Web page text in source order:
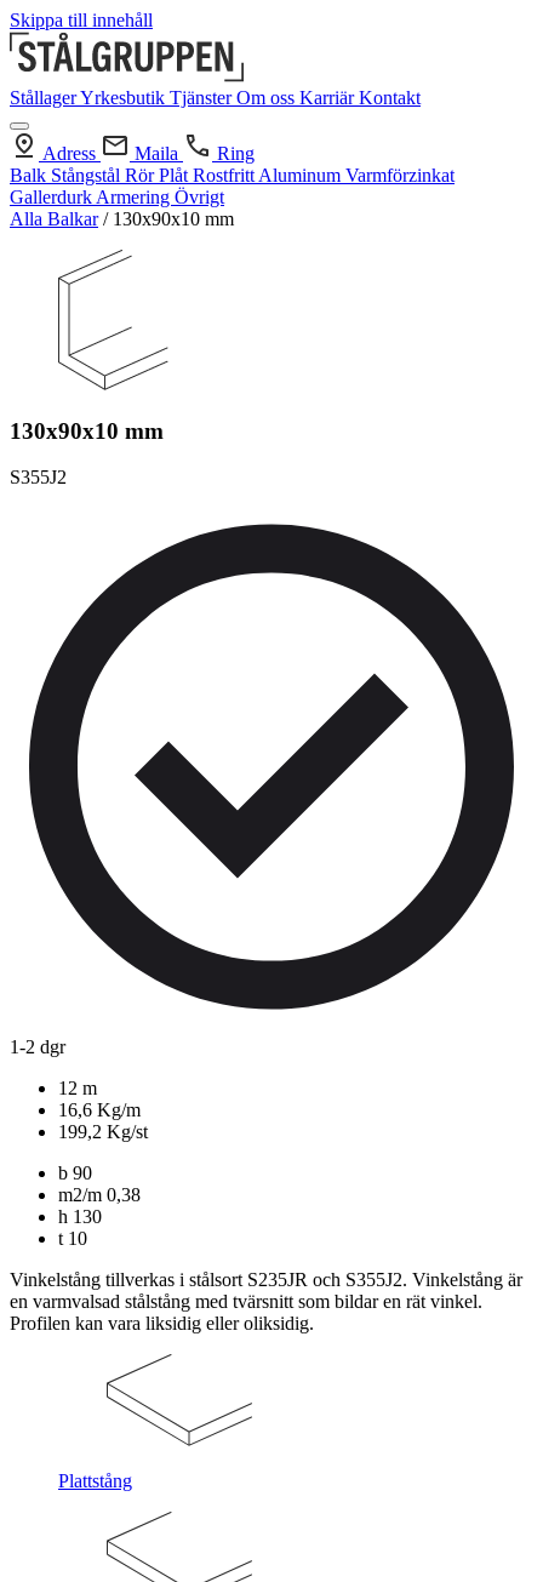
Skippa till innehåll
StållagerYrkesbutik TjänsterOm oss KarriärKontakt
Adress Maila
Ring
Balk Stångstål RörPlåt Rostfritt Aluminum Varmförzinkat
Gallerdurk Armering Övrigt
Alla Balkar / 130x90x10 mm
130x90x10 mm
S355J2
1-2 dgr
12 m
16,6 Kg/m
199,2 Kg/st
b 90
m2/m 0,38
h 130
t 10
Vinkelstång tillverkas i stålsort S235JR och S355J2. Vinkelstång är
en varmvalsad stålstång med tvärsnitt som bildar en rät vinkel.
Profilen kan vara liksidig eller oliksidig.
Plattstång